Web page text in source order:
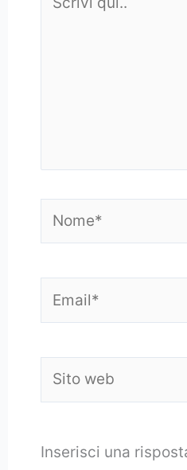
qui..
web
Inserisci una